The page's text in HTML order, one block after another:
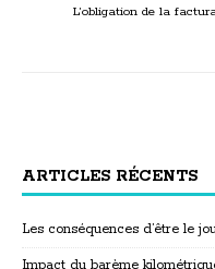
L’obligation de la
ARTICLES RÉCENTS
Les conséquences d’être le
Impact du barème